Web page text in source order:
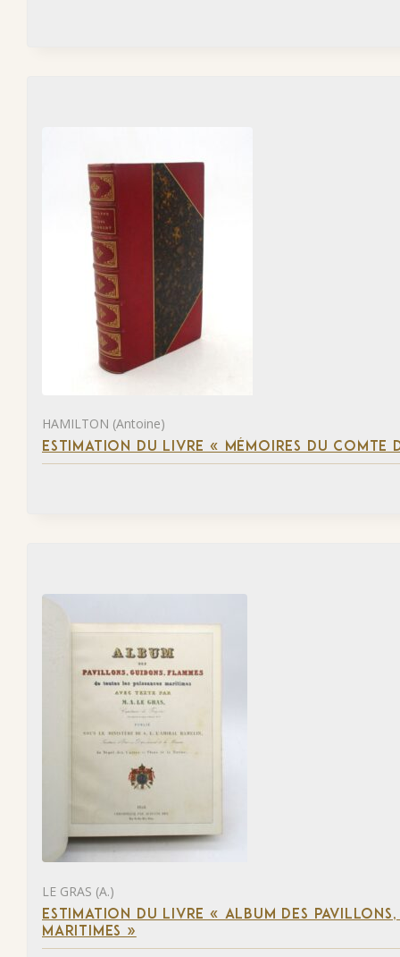
HAMILTON (Antoine)
ESTIMATION DU LIVRE « MÉMOIRES DU COMTE
LE GRAS (A.)
ESTIMATION DU LIVRE « ALBUM DES
MARITIMES »